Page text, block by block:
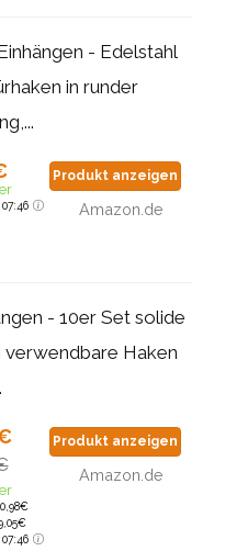
- Edelstahl
in runder
Produkt anzeigen
Amazon.de
- 10er Set solide
verwendbare Haken
Produkt anzeigen
Amazon.de